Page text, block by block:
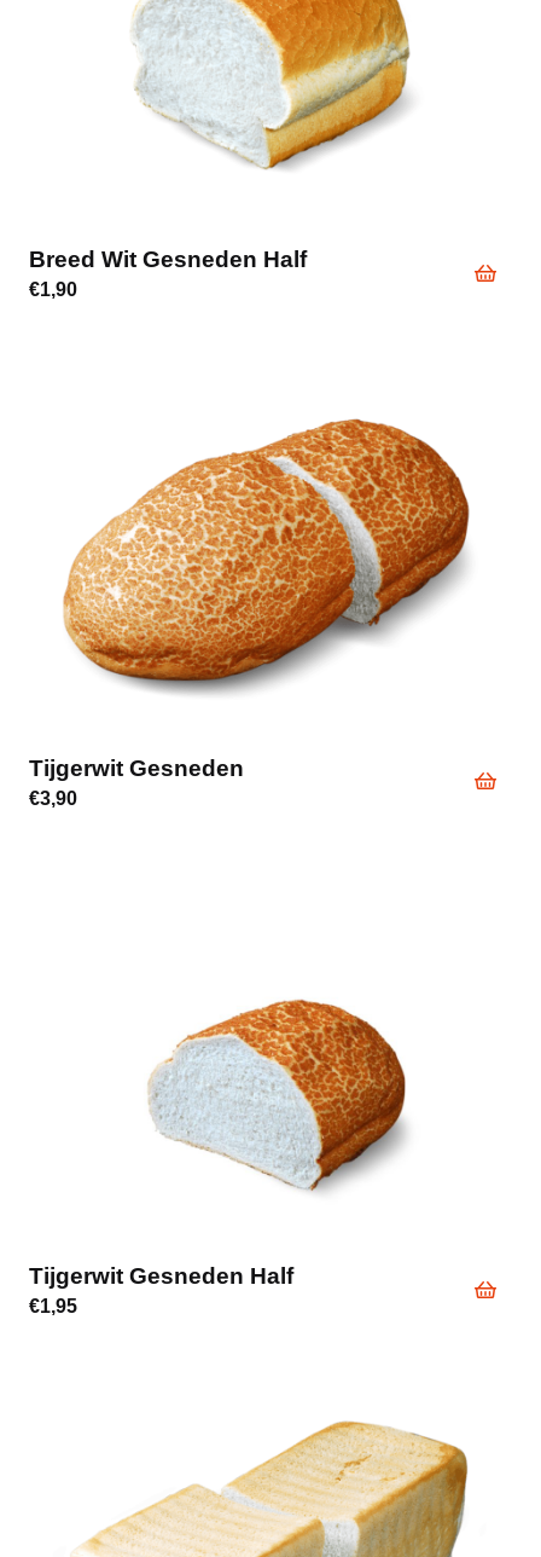
Breed Wit Gesneden Half
€1,90
Tijgerwit Gesneden
€3,90
Tijgerwit Gesneden Half
€1,95